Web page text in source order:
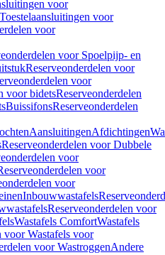
voor
voor
voor
voor Spoelpijp- en
Reserveonderdelen voor
voor
voor bidetsReserveonderdelen
BuissifonsReserveonderdelen
AansluitingenAfdichtingen
Reserveonderdelen voor Dubbele
voor
voor
voor
Inbouwwastafels
Reserveonderdelen voor
Wastafels ComfortWastafels
voor Wastafels voor
voor WastroggenAndere